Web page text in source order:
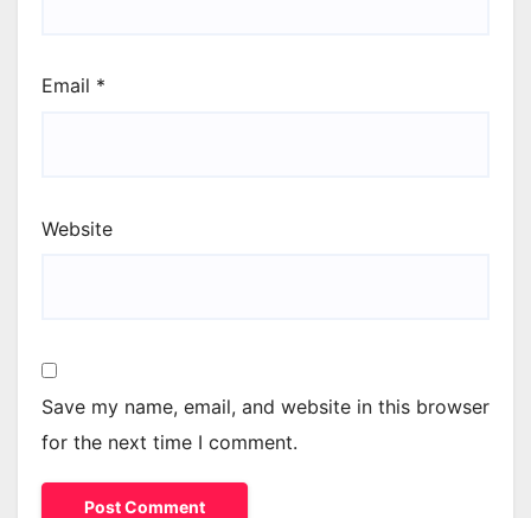
Email *
Website
Save my name, email, and website in this browser
for the next time I comment.